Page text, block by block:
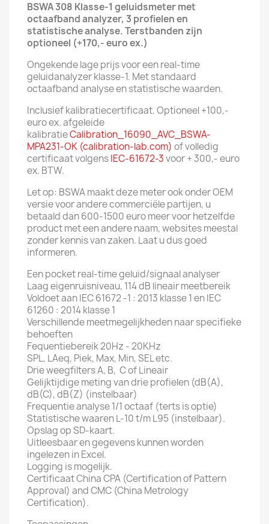
BSWA 308 Klasse-1 geluidsmeter met
octaafband analyzer, 3 profielen en
statistische analyse. Terstbanden zijn
optioneel (+170,- euro ex.)
Ongekende lage prijs voor een real-time
geluidanalyzer klasse-1. Met standaard
octaafband analyse en statistische waarden.
Inclusief kalibratiecertificaat. Optioneel +100,-
euro ex. afgeleide
kalibratieCalibration_16090_AVC_BSWA-
MPA231-OK (calibration-lab.com) of volledig
certificaat volgensIEC-61672-3voor + 300,- euro
ex. BTW.
Let op: BSWA maakt deze meter ook onder OEM
versie voor andere commerciële partijen, u
betaald dan 600-1500 euro meer voor hetzelfde
product met een andere naam, websites meestal
zonder kennis van zaken. Laat u dus goed
informeren.
Een pocket real-time geluid/signaal analyser
Laag eigenruisniveau, 114 dB lineair meetbereik
Voldoet aan IEC 61672 -1 : 2013 klasse 1 en IEC
61260 : 2014 klasse 1
Verschillende meetmegelijkheden naar specifieke
behoeften
Fequentiebereik 20Hz - 20KHz
SPL, LAeq, Piek, Max, Min, SEL etc.
Drie weegfilters A, B, C of Lineair
Gelijktijdige meting van drie profielen (dB(A),
dB(C), dB(Z) (instelbaar)
Frequentie analyse 1/1 octaaf (terts is optie)
Statistische waaren L-10 t/m L95 (instelbaar).
Opslag op SD-kaart.
Uitleesbaar en gegevens kunnen worden
ingelezen in Excel.
Logging is mogelijk.
Certificaat China CPA (Certification of Pattern
Approval) and CMC (China Metrology
Certification).